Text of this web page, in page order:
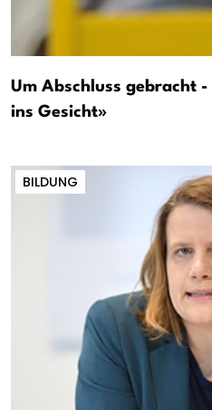
Um Abschluss gebracht
ins Gesicht»
BILDUNG